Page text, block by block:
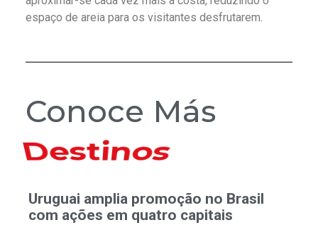
espaço de areia para os visitantes desfrutarem.
Conoce Más
Hoteles
Uruguai amplia promoção no Brasil
com ações em quatro capitais